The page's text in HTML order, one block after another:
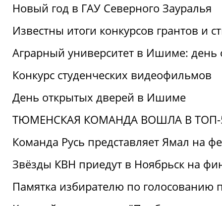
Новый год в ГАУ Северного Зауралья
Известны итоги конкурсов грантов и
Аграрный университет в Ишиме: день
Конкурс студенческих видеофильмов
День открытых дверей в Ишиме
ТЮМЕНСКАЯ КОМАНДА ВОШЛА В ТОП-
Команда Русь представляет Ямал на
Звёзды КВН приедут в Ноябрьск на
Памятка избирателю по голосованию